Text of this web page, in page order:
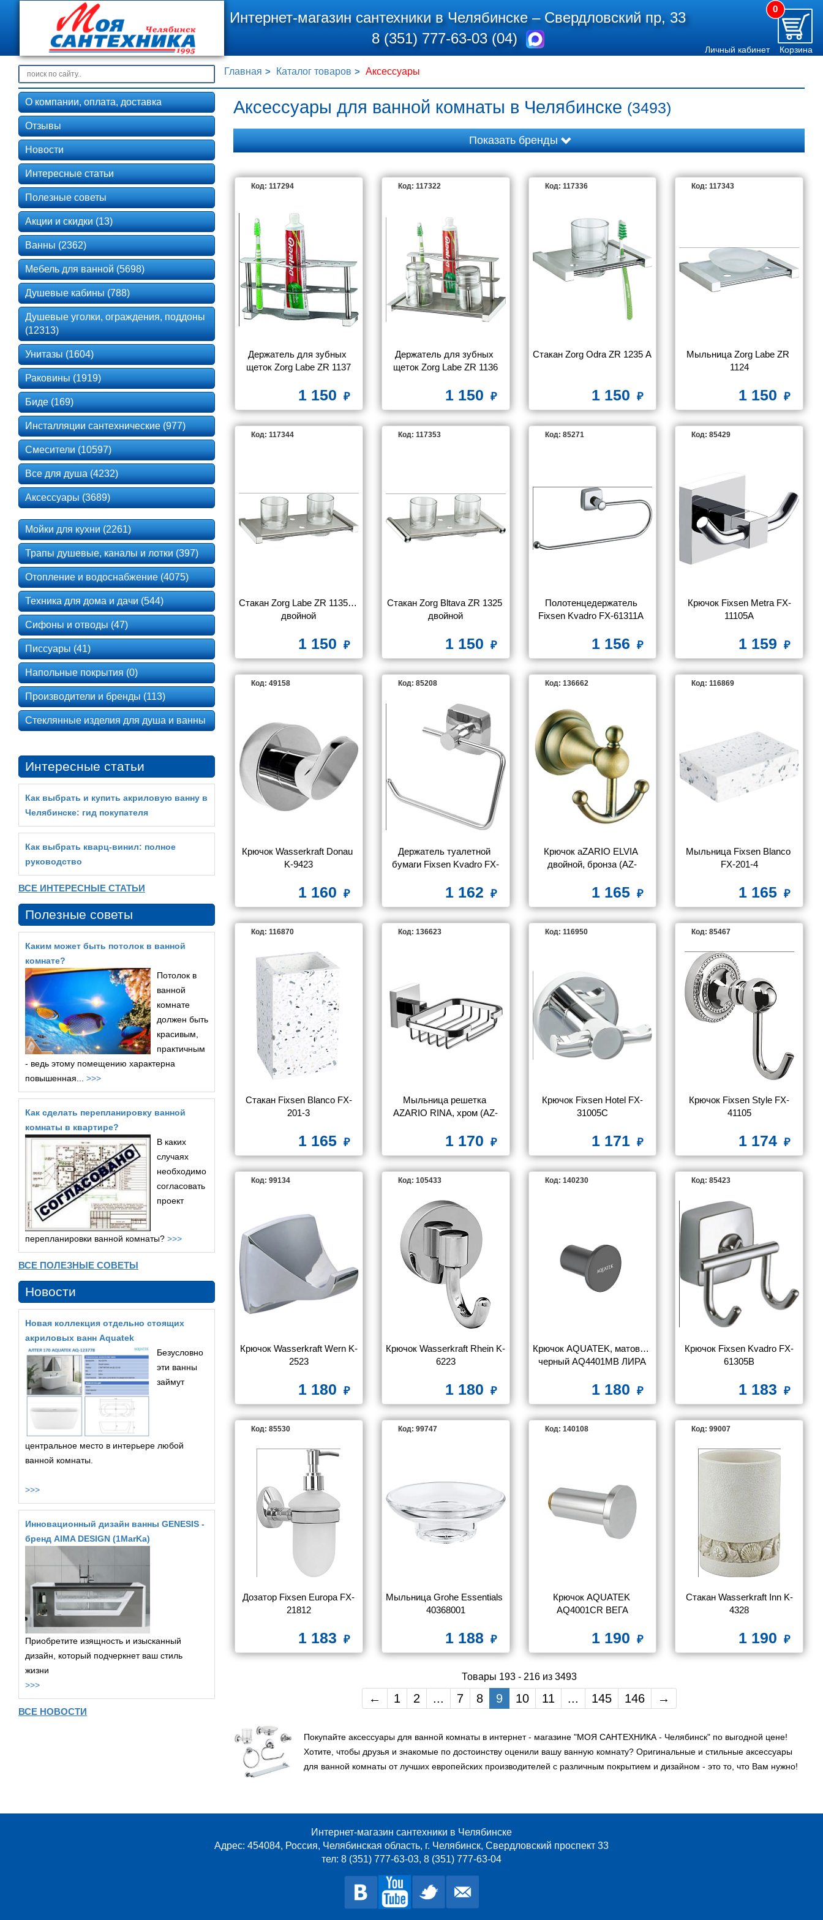
Интернет-магазин сантехники в Челябинске –Свердловский пр, 33
8 (351) 777-63-03 (04)
0
Личный кабинет Корзина
Главная Каталог товаров Аксессуары
Аксессуары для ванной комнаты в Челябинске (3493)
Bagno & Associati Blanco Damixa
Grohe Hansgrohe IDDIS Ideal Standard Jacob Delafon Kludi
Merida
Сунержа
Показать бренды
Код: 117294
Держатель для зубных
щеток Zorg Labe ZR 1137
1 150
Код: 117322
Держатель для зубных
щеток Zorg Labe ZR 1136
1 150
Код: 117336
Стакан Zorg Odra ZR 1235 А
1 150
Код: 117343
Мыльница Zorg Labe ZR
1124
1 150
Код: 117344
Стакан Zorg Labe ZR 1135-В
двойной
1 150
Код: 117353
Стакан Zorg Bltava ZR 1325
двойной
1 150
Код: 85271
Полотенцедержатель
Fixsen Kvadro FX-61311A
1 156
Код: 85429
Крючок Fixsen Metra FX-
11105A
1 159
Код: 49158
Крючок Wasserkraft Donau
K-9423
1 160
Код: 85208
Держатель туалетной
бумаги Fixsen Kvadro FX-
1 162
Код: 136662
Крючок aZARIO ELVIA
двойной, бронза (AZ-
1 165
Код: 116869
Мыльница Fixsen Blanco
FX-201-4
1 165
Код: 116870
Стакан Fixsen Blanco FX-
201-3
1 165
Код: 136623
Мыльница решетка
AZARIO RINA, хром (AZ-
1 170
Код: 116950
Крючок Fixsen Hotel FX-
31005C
1 171
Код: 85467
Крючок Fixsen Style FX-
41105
1 174
Код: 99134
Крючок Wasserkraft Wern K-
2523
1 180
Код: 105433
Крючок Wasserkraft Rhein K-
6223
1 180
Код: 140230
Крючок AQUATEK, матовый
черный AQ4401MB ЛИРА
1 180
Код: 85423
Крючок Fixsen Kvadro FX-
61305B
1 183
Код: 85530
Дозатор Fixsen Europa FX-
21812
1 183
Код: 99747
Мыльница Grohe Essentials
40368001
1 188
Код: 140108
Крючок AQUATEK
AQ4001CR ВЕГА
1 190
Код: 99007
Стакан Wasserkraft Inn K-
4328
1 190
Товары 193 - 216 из 3493
← 1 2 ... 7 8 9 10 11 ... 145 146 →
Покупайте аксессуары для ванной комнаты в интернет - магазине "МОЯ САНТЕХНИКА - Челябинск" по выгодной цене!
Хотите, чтобы друзья и знакомые по достоинству оценили вашу ванную комнату? Оригинальные и стильные аксессуары
для ванной комнаты от лучших европейских производителей с различным покрытием и дизайном - это то, что Вам нужно!
О компании, оплата, доставка
Отзывы
Новости
Интересные статьи
Полезные советы
Акции и скидки (13)
Ванны (2362)
Мебель для ванной (5698)
Душевые кабины (788)
Душевые уголки, ограждения, поддоны
(12313)
Унитазы (1604)
Раковины (1919)
Биде (169)
Инсталляции сантехнические (977)
Смесители (10597)
Все для душа (4232)
Аксессуары (3689)
Мойки для кухни (2261)
Трапы душевые, каналы и лотки (397)
Отопление и водоснабжение (4075)
Техника для дома и дачи (544)
Сифоны и отводы (47)
Писсуары (41)
Напольные покрытия (0)
Производители и бренды (113)
Стеклянные изделия для душа и ванны
Интересные статьи
Как выбрать и купить акриловую ванну в
Челябинске: гид покупателя
Как выбрать кварц‑винил: полное
руководство
ВСЕ ИНТЕРЕСНЫЕ СТАТЬИ
Полезные советы
Каким может быть потолок в ванной
комнате?
Потолок в
ванной
комнате
должен быть
красивым,
практичным
- ведь этому помещению характерна
повышенная... >>>
Как сделать перепланировку ванной
комнаты в квартире?
В каких
случаях
необходимо
согласовать
проект
перепланировки ванной комнаты? >>>
ВСЕ ПОЛЕЗНЫЕ СОВЕТЫ
Новости
Новая коллекция отдельно стоящих
акриловых ванн Aquatek
Безусловно
эти ванны
займут
центральное место в интерьере любой
ванной комнаты.
>>>
Инновационный дизайн ванны GENESIS -
бренд AIMA DESIGN (1MarKa)
Приобретите изящность и изысканный
дизайн, который подчеркнет ваш стиль
жизни
>>>
ВСЕ НОВОСТИ
Интернет-магазин сантехники в Челябинске
Адрес: 454084, Россия, Челябинская область, г. Челябинск, Свердловский проспект 33
тел: 8 (351) 777-63-03, 8 (351) 777-63-04